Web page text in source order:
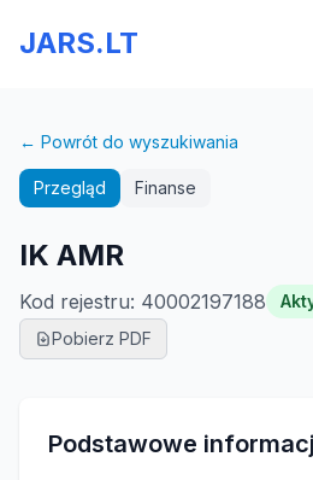
JARS.LT
← Powrót do wyszukiwania
Przegląd Finanse
IK AMR
Kod rejestru: 40002197188
Pobierz PDF
Podstawowe